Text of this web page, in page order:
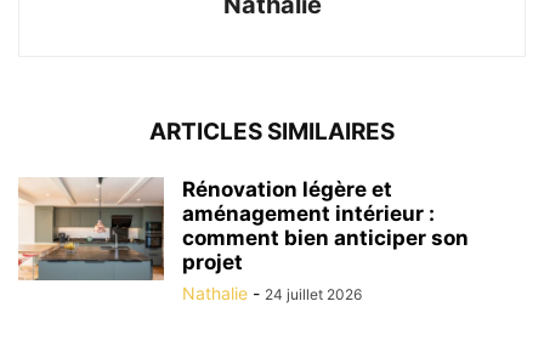
ARTICLES SIMILAIRES
Rénovation légère et
aménagement intérieur :
comment bien anticiper son
projet
Nathalie - 24 juillet 2026